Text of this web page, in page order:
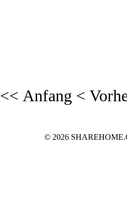
<< Anfang <
© 2026